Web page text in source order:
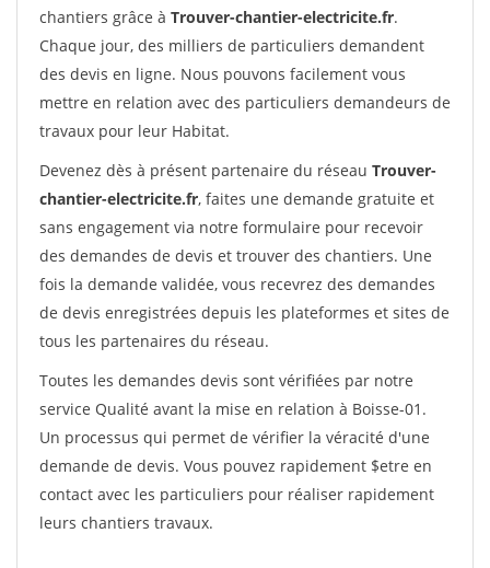
chantiers grâce à Trouver-chantier-electricite.fr.
Chaque jour, des milliers de particuliers demandent
des devis en ligne. Nous pouvons facilement vous
mettre en relation avec des particuliers demandeurs de
travaux pour leur Habitat.
Devenez dès à présent partenaire du réseau Trouver-
chantier-electricite.fr, faites une demande gratuite et
sans engagement via notre formulaire pour recevoir
des demandes de devis et trouver des chantiers. Une
fois la demande validée, vous recevrez des demandes
de devis enregistrées depuis les plateformes et sites de
tous les partenaires du réseau.
Toutes les demandes devis sont vérifiées par notre
service Qualité avant la mise en relation à Boisse-01.
Un processus qui permet de vérifier la véracité d'une
demande de devis. Vous pouvez rapidement $etre en
contact avec les particuliers pour réaliser rapidement
leurs chantiers travaux.